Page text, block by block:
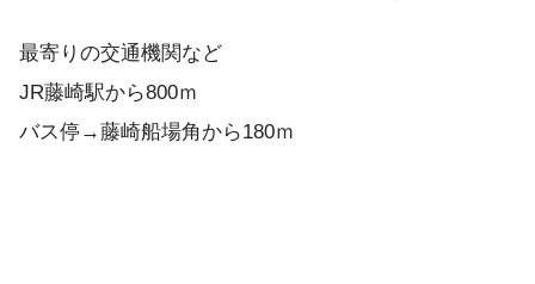
最寄りの交通機関など
JR藤崎駅から800ｍ
バス停→藤崎船場角から180ｍ